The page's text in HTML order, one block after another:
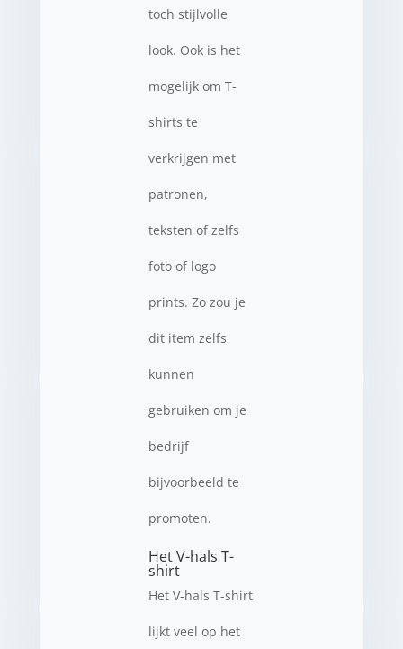
toch stijlvolle
look. Ook is het
mogelijk om T-
shirts te
verkrijgen met
patronen,
teksten of zelfs
foto of logo
prints. Zo zou je
dit item zelfs
kunnen
gebruiken om je
bedrijf
bijvoorbeeld te
promoten.
Het V-hals T-
shirt
Het V-hals T-shirt
lijkt veel op het